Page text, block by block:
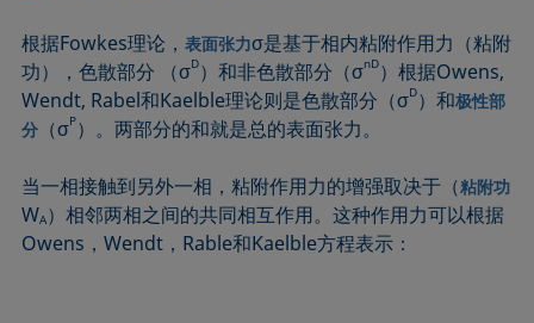
去润湿
扩散系数
色散部分
Du Noüy环法
动态接触角
胶束
微乳剂
Oss and Good法
静态接触角
静态表面张力
收缩液滴法
表面过剩浓度
表面自由能
根据Fowkes理论，表面张力σ是基于相内粘附作用力（粘附
功），色散部分 （σD）和非色散部分（σnD）根据Owens,
Wendt, Rabel和Kaelble理论则是色散部分（σD）和极性部
分 （σP）。两部分的和就是总的表面张力。
当一相接触到另外一相，粘附作用力的增强取决于（粘附功
WA）相邻两相之间的共同相互作用。这种作用力可以根据
Owens，Wendt，Rable和Kaelble方程表示：